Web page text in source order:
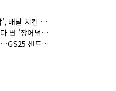
맘스터치 '갓빠삭', 배달 치킨 선입견을 바꿨다
편의점 도시락보다 싼 '장어덮밥'…오뚜기가 해냈다
"끝까지 채웠다"…GS25 샌드위치의 달라진 '속'사정